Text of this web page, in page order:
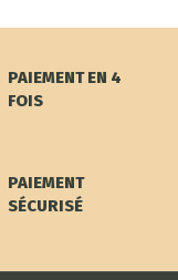
PAIEMENT EN 4
FOIS
PAIEMENT
SÉCURISÉ